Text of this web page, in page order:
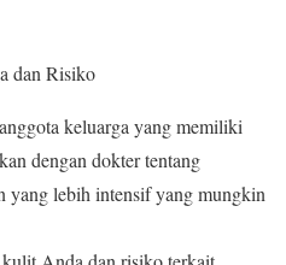
dan Risiko
keluarga yang memiliki
dengan dokter tentang
yang lebih intensif yang mungkin